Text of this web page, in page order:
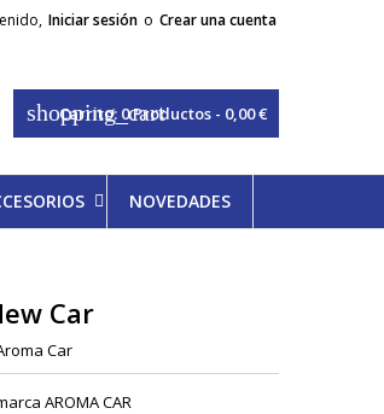
Iniciar sesión o Crear una cuenta
shopping_cart
Carrito: 0Productos - 0,00 €
NOVEDADES
Car
Car
AROMA CAR